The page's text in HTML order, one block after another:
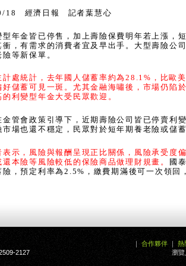
18 經濟日報 記者葉慧心
型年金皆已停售，加上壽險保費明年若上漲，
衝，有需求的消費者宜及早出手。大型壽險公
等新保單。
計處統計，去年國人儲蓄率約為28.1% ，比歐
好儲蓄可見一斑。尤其金融海嘯後，市場仍陷
的利變型年金大受民眾歡迎。
金管會政策引導下，近期壽險公司皆已停賣利
市場也還不穩定，民眾對於短年期養老險或儲
表示，風險與報酬呈現正比關係，風險承受度
還本險等風險較低的保險商品做理財規畫。 國
險，預定利率為2.5% ，繳費期滿後可一次領
2127
｜ 合作夥伴 ｜ 熱
瀏覽